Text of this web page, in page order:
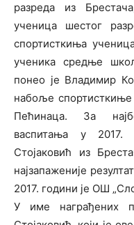
разреда из
ученица шестог
спортисткиња
ученика средње
понео је Владимир
набоље
Пећинаца. За
васпитања у 2017.
Стојаковић из
најзапаженије
2017. години је ОШ
У име награђених